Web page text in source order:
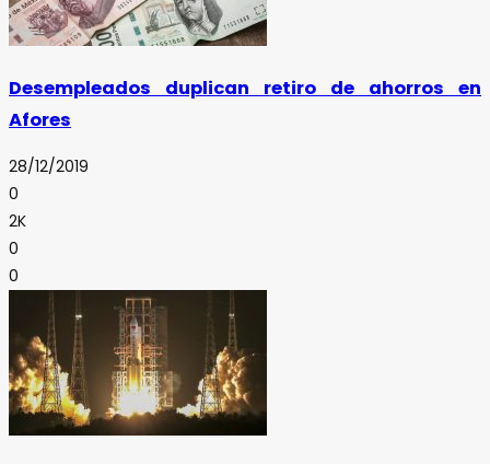
Desempleados duplican retiro de ahorros en
Afores
28/12/2019
0
2K
0
0